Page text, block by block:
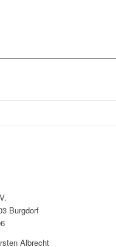
Burgdorf
Albrecht